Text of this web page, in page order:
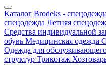
Каталог Brodeks -
спецодежда Летняя
Средства индивидуальной
обувь Медицинская одежда
Одежда для
структур Трикотаж